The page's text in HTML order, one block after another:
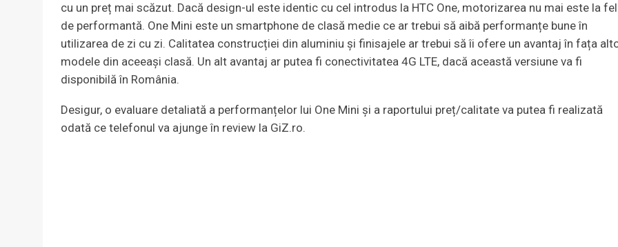
cu un preț mai scăzut. Dacă design-ul este identic cu cel introdus la HTC One, motorizarea nu mai este la fel
de performantă. One Mini este un smartphone de clasă medie ce ar trebui să aibă performanțe bune în
utilizarea de zi cu zi. Calitatea construcției din aluminiu și finisajele ar trebui să îi ofere un avantaj în fața
modele din aceeași clasă. Un alt avantaj ar putea fi conectivitatea 4G LTE, dacă această versiune va fi
disponibilă în România.
Desigur, o evaluare detaliată a performanțelor lui One Mini și a raportului preț/calitate va putea fi realizată
odată ce telefonul va ajunge în review la GiZ.ro.